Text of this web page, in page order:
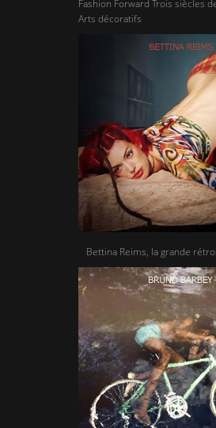
Fashion Forward Trois siècles
Arts décoratifs
Bettina Reims, la grande